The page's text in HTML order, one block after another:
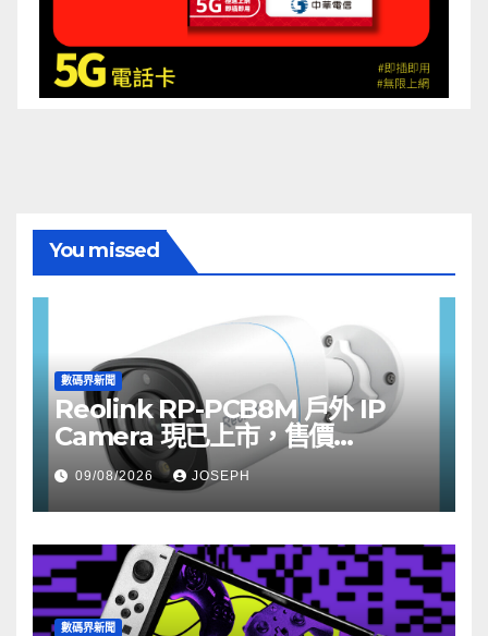
You missed
數碼界新聞
Reolink RP-PCB8M 戶外 IP
Camera 現已上市，售價
HK$722
09/08/2026 JOSEPH
數碼界新聞